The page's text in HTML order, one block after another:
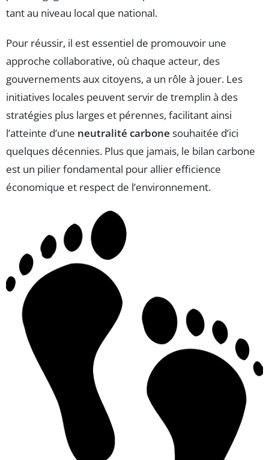
tant au niveau local que national.
Pour réussir, il est essentiel de promouvoir une
approche collaborative, où chaque acteur, des
gouvernements aux citoyens, a un rôle à jouer. Les
initiatives locales peuvent servir de tremplin à des
stratégies plus larges et pérennes, facilitant ainsi
l’atteinte d’une neutralité carbone souhaitée d’ici
quelques décennies. Plus que jamais, le bilan carbone
est un pilier fondamental pour allier efficience
économique et respect de l’environnement.